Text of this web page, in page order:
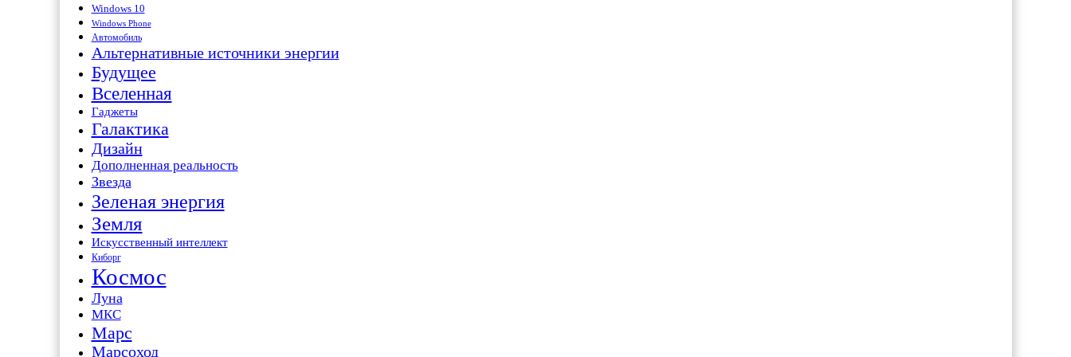
Windows 10
Windows Phone
Автомобиль
Альтернативные источники энергии
Будущее
Вселенная
Гаджеты
Галактика
Дизайн
Дополненная реальность
Звезда
Зеленая энергия
Земля
Искусственный интеллект
Киборг
Космос
Луна
МКС
Марс
Марсоход